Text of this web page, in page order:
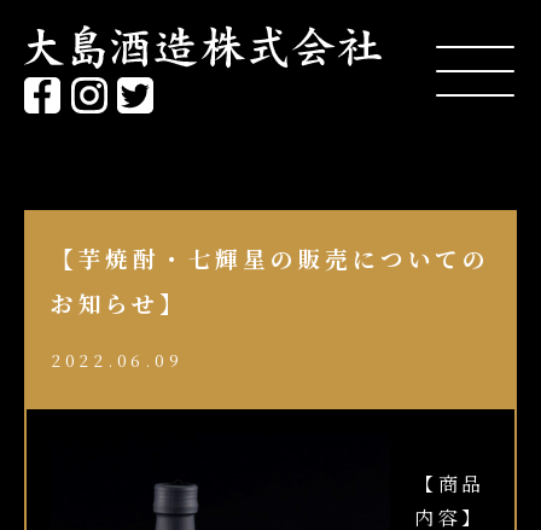
【芋焼酎・七輝星の販売についての
お知らせ】
2022.06.09
【商品
内容】